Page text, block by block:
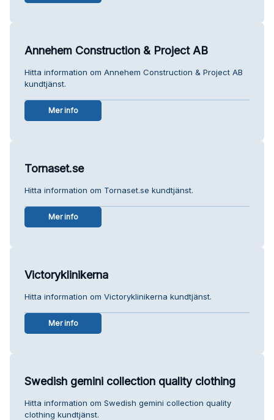
Annehem Construction & Project AB
Hitta information om Annehem Construction & Project AB
kundtjänst.
Mer info
Tornaset.se
Hitta information om Tornaset.se kundtjänst.
Mer info
Victoryklinikerna
Hitta information om Victoryklinikerna kundtjänst.
Mer info
Swedish gemini collection quality clothing
Hitta information om Swedish gemini collection quality
clothing kundtjänst.